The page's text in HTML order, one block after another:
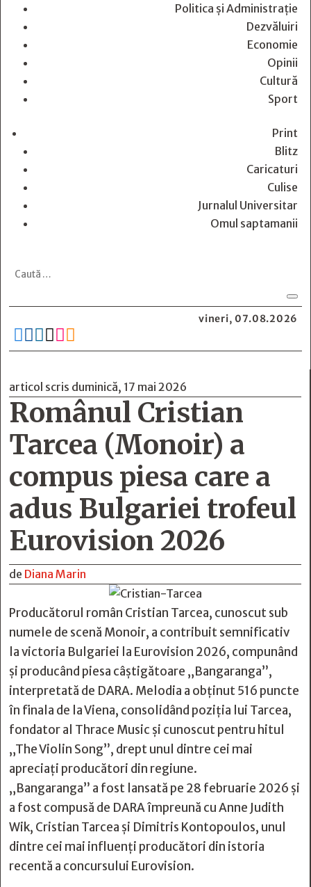
Politica și Administrație
Dezvăluiri
Economie
Opinii
Cultură
Sport
Print
Blitz
Caricaturi
Culise
Jurnalul Universitar
Omul saptamanii
vineri, 07.08.2026
     
articol scris duminică, 17 mai 2026
Românul Cristian
Tarcea (Monoir) a
compus piesa care a
adus Bulgariei trofeul
Eurovision 2026
de Diana Marin
Producătorul român Cristian Tarcea, cunoscut sub
numele de scenă Monoir, a contribuit semnificativ
la victoria Bulgariei la Eurovision 2026, compunând
și producând piesa câștigătoare „Bangaranga”,
interpretată de DARA. Melodia a obținut 516 puncte
în finala de la Viena, consolidând poziția lui Tarcea,
fondator al Thrace Music și cunoscut pentru hitul
„The Violin Song”, drept unul dintre cei mai
apreciați producători din regiune.
„Bangaranga” a fost lansată pe 28 februarie 2026 și
a fost compusă de DARA împreună cu Anne Judith
Wik, Cristian Tarcea și Dimitris Kontopoulos, unul
dintre cei mai influenți producători din istoria
recentă a concursului Eurovision.